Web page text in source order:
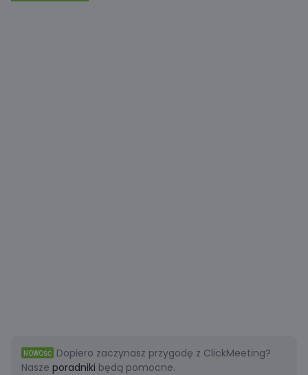
NOWOŚĆ
Dopiero zaczynasz przygodę z ClickMeeting?
Nasze poradniki będą pomocne.